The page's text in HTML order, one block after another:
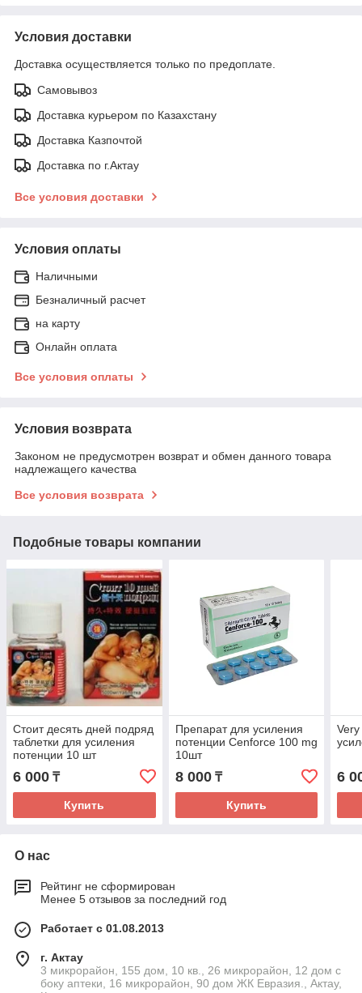
Условия доставки
Доставка осуществляется только по предоплате.
Самовывоз
Доставка курьером по Казахстану
Доставка Казпочтой
Доставка по г.Актау
Все условия доставки
Условия оплаты
Наличными
Безналичный расчет
на карту
Онлайн оплата
Все условия оплаты
Условия возврата
Законом не предусмотрен возврат и обмен данного товара
надлежащего качества
Все условия возврата
Подобные товары компании
Стоит десять дней подряд
таблетки для усиления
потенции 10 шт
6 000 ₸
Купить
Препарат для усиления
потенции Cenforce 100 mg
10шт
8 000₸
Купить
6
О нас
Рейтинг не сформирован
Менее 5 отзывов за последний год
Работает с 01.08.2013
г. Актау
3 микрорайон, 155 дом, 10 кв., 26 микрорайон, 12 дом с
боку аптеки, 16 микрорайон, 90 дом ЖК Евразия., Актау,